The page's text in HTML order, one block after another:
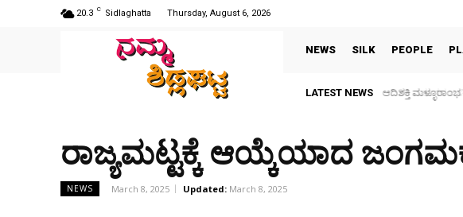
20.3 C Sidlaghatta Thursday, August 6, 2026
NEWS SILK PEOPLE
LATEST NEWS 30 ವರ್ಷಗಳ ಬಳಿಕ
ರಾಜ್ಯಮಟ್ಟಕ್ಕೆ ಆಯ್ಕೆಯಾದ
NEWS March 8, 2025 Updated: March 8, 2025